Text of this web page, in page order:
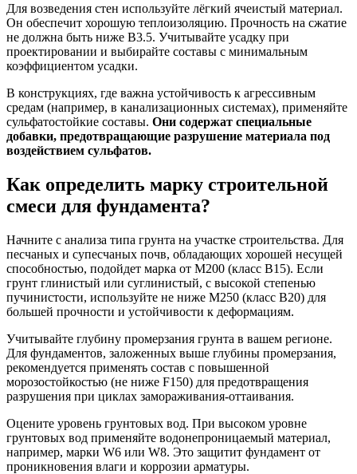
Для возведения стен используйте лёгкий ячеистый материал.
Он обеспечит хорошую теплоизоляцию. Прочность на сжатие
не должна быть ниже B3.5. Учитывайте усадку при
проектировании и выбирайте составы с минимальным
коэффициентом усадки.
В конструкциях, где важна устойчивость к агрессивным
средам (например, в канализационных системах), применяйте
сульфатостойкие составы. Они содержат специальные
добавки, предотвращающие разрушение материала под
воздействием сульфатов.
Как определить марку строительной
смеси для фундамента?
Начните с анализа типа грунта на участке строительства. Для
песчаных и супесчаных почв, обладающих хорошей несущей
способностью, подойдет марка от М200 (класс В15). Если
грунт глинистый или суглинистый, с высокой степенью
пучинистости, используйте не ниже М250 (класс В20) для
большей прочности и устойчивости к деформациям.
Учитывайте глубину промерзания грунта в вашем регионе.
Для фундаментов, заложенных выше глубины промерзания,
рекомендуется применять состав с повышенной
морозостойкостью (не ниже F150) для предотвращения
разрушения при циклах замораживания-оттаивания.
Оцените уровень грунтовых вод. При высоком уровне
грунтовых вод применяйте водонепроницаемый материал,
например, марки W6 или W8. Это защитит фундамент от
проникновения влаги и коррозии арматуры.